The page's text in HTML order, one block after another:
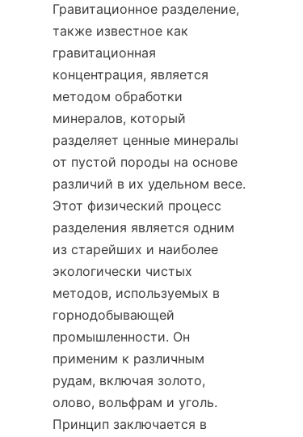
Гравитационное разделение,
также известное как
гравитационная
концентрация, является
методом обработки
минералов, который
разделяет ценные минералы
от пустой породы на основе
различий в их удельном весе.
Этот физический процесс
разделения является одним
из старейших и наиболее
экологически чистых
методов, используемых в
горнодобывающей
промышленности. Он
применим к различным
рудам, включая золото,
олово, вольфрам и уголь.
Принцип заключается в